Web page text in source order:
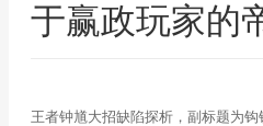
于赢政玩家的
王者钟馗大招缺陷探析，副标题为